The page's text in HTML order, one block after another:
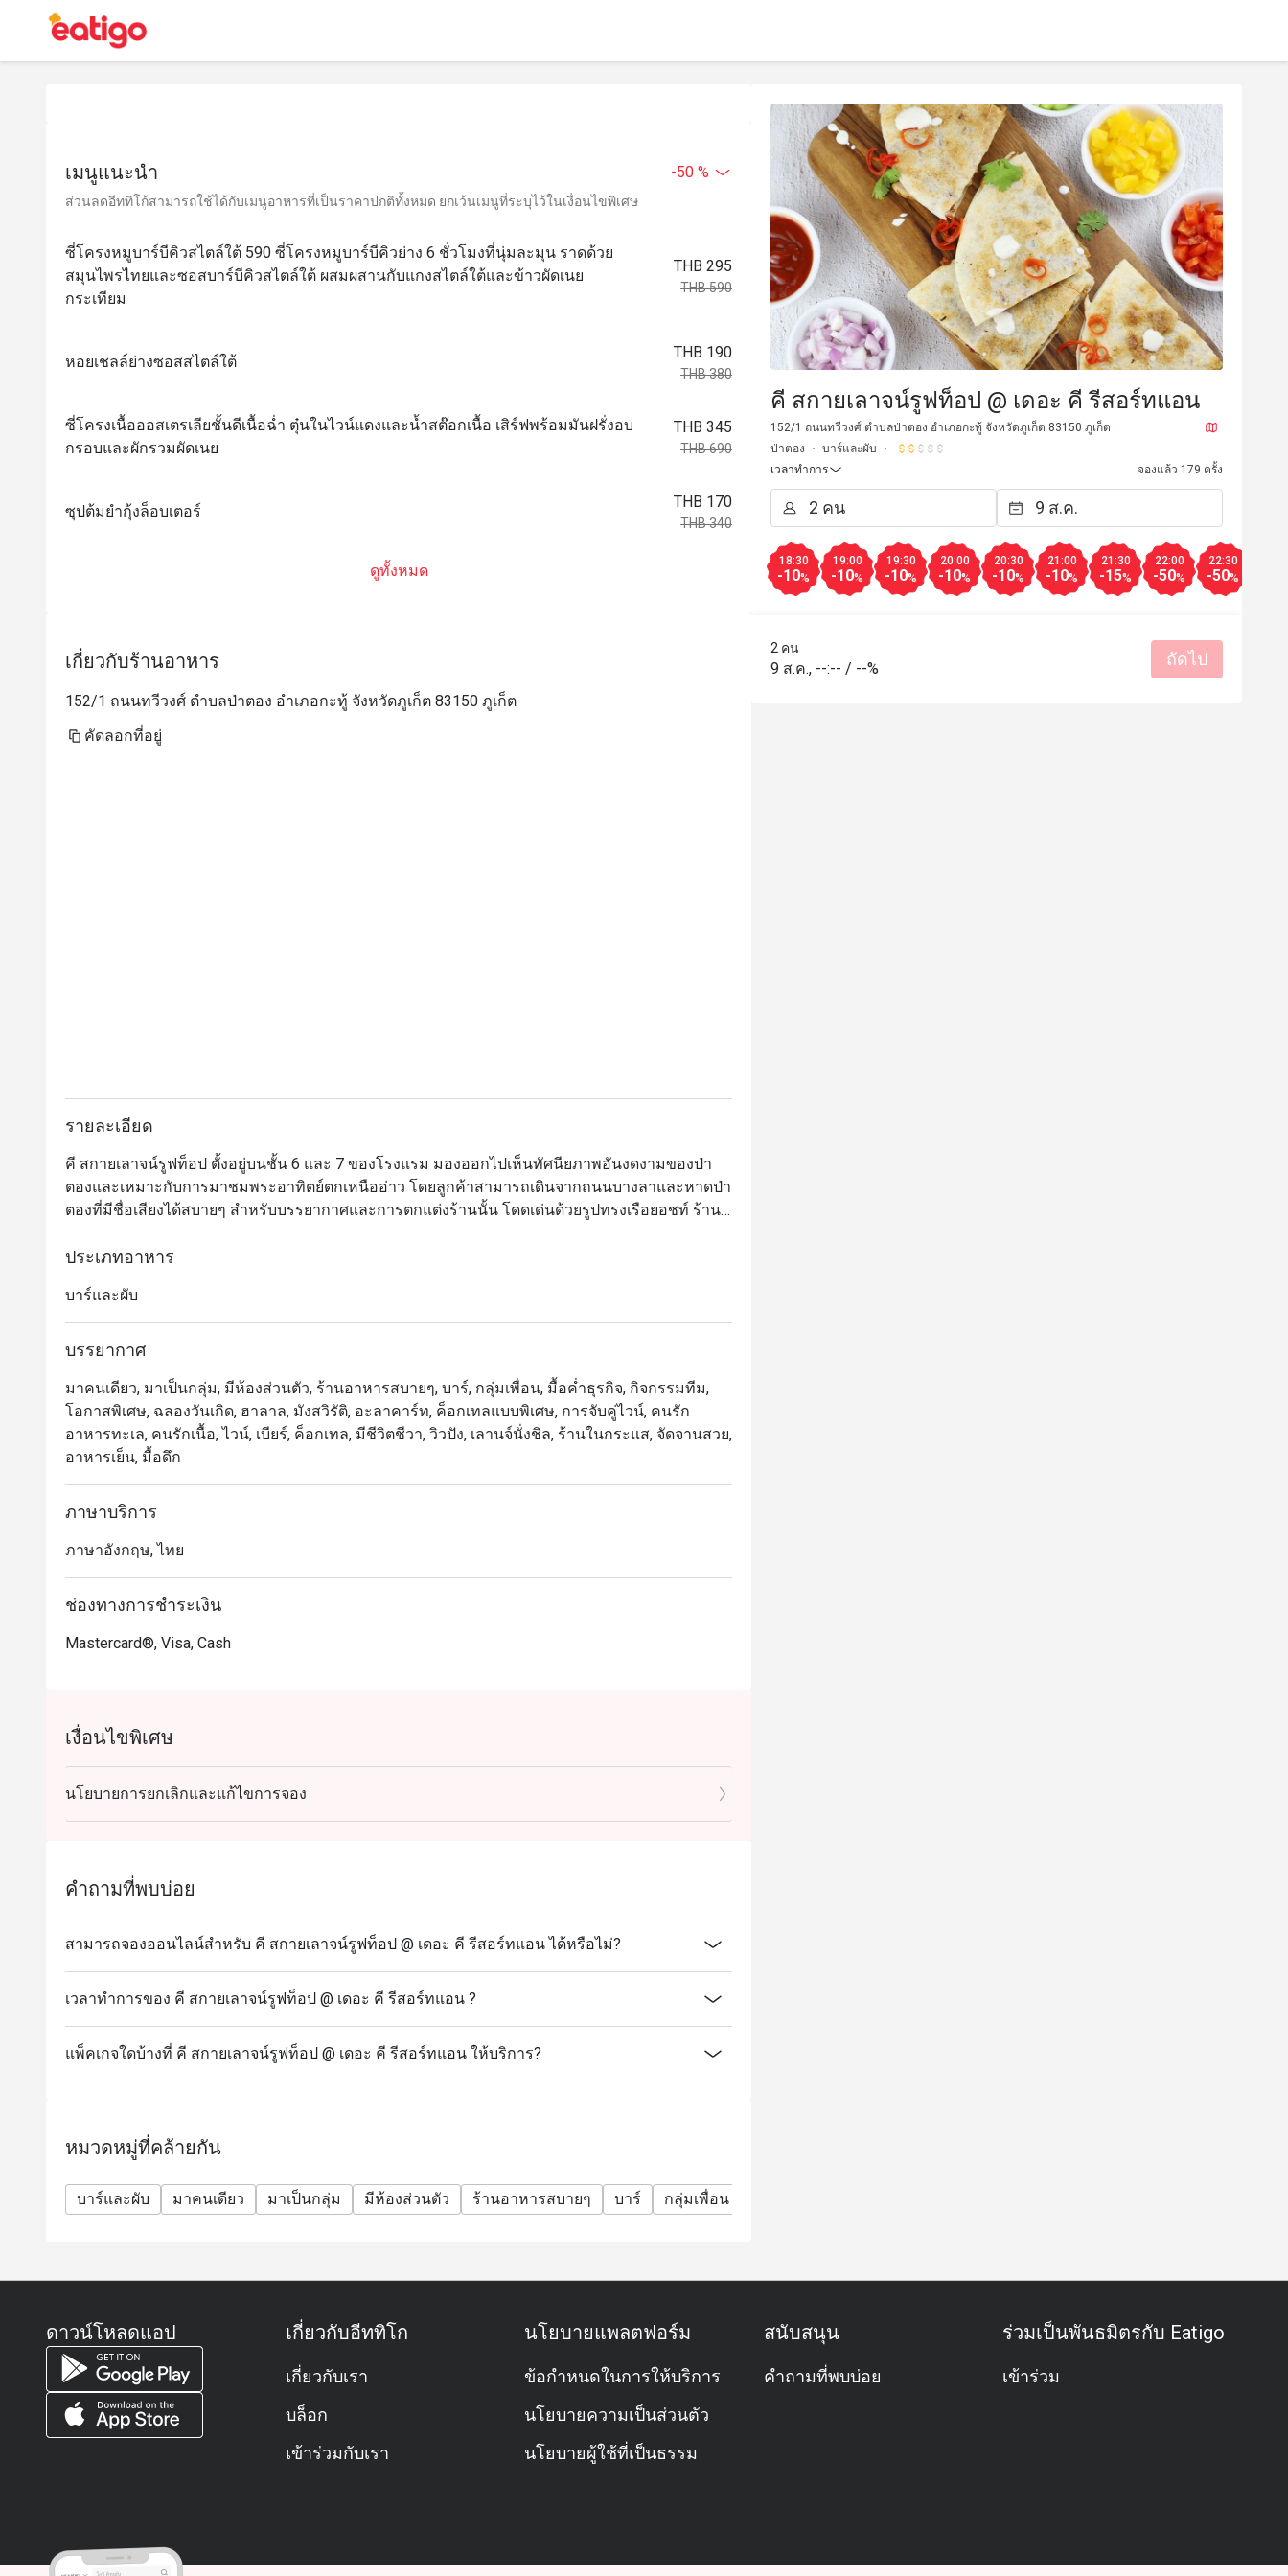
เมนูแนะนำ -50 %
ส่วนลดอีททิโก้สามารถใช้ได้กับเมนูอาหารที่เป็นราคาปกติทั้งหมด ยกเว้นเมนูที่ระบุไว้ในเงื่อนไขพิเศษ
ซี่โครงหมูบาร์บีคิวสไตล์ใต้ 590 ซี่โครงหมูบาร์บีคิวย่าง 6 ชั่วโมงที่นุ่มละมุน ราดด้วย
สมุนไพรไทยและซอสบาร์บีคิวสไตล์ใต้ ผสมผสานกับแกงสไตล์ใต้และข้าวผัดเนย
กระเทียม
THB 295
THB 590
หอยเชลล์ย่างซอสสไตล์ใต้
THB 190
THB 380
ซี่โครงเนื้อออสเตรเลียชั้นดีเนื้อฉ่ำ ตุ๋นในไวน์แดงและน้ำสต๊อกเนื้อ เสิร์ฟพร้อมมันฝรั่งอบ
กรอบและผักรวมผัดเนย
THB 345
THB 690
ซุปต้มยำกุ้งล็อบเตอร์
THB 170
THB 340
ดูทั้งหมด
เกี่ยวกับร้านอาหาร
152/1 ถนนทวีวงศ์ ตำบลป่าตอง อำเภอกะทู้ จังหวัดภูเก็ต 83150 ภูเก็ต
คัดลอกที่อยู่
รายละเอียด
คี สกายเลาจน์รูฟท็อป ตั้งอยู่บนชั้น 6 และ 7 ของโรงแรม มองออกไปเห็นทัศนียภาพอันงดงามของป่า
ตองและเหมาะกับการมาชมพระอาทิตย์ตกเหนืออ่าว โดยลูกค้าสามารถเดินจากถนนบางลาและหาดป่า
ตองที่มีชื่อเสียงได้สบายๆ สำหรับบรรยากาศและการตกแต่งร้านนั้น โดดเด่นด้วยรูปทรงเรือยอชท์ ร้านมี
ระเบียงทันสมัย พร้อมเก้าอี้อาบแดด โซฟาหรูหรา บาร์ทรงกลม และแม้แต่อ่างจากุซซี่บนชั้นดาดฟ้า
ส่วนเมนูมีทั้งค็อกเทลและเครื่องดื่มนานาชนิดให้เลือก พร้อมด้วยอาหารสไตล์ตะวันตกและอาหารไทย
สีสวยกับคนรู้ใจ เมนูที่แนะนำให้ลอง ได้แก่ ปลาหิมะทอดเสิรฟ์พร้อมมันบดซอสทรัฟเฟิลและหอยเชลล์
ย่างเสิร์ฟพร้อมซอสสไตล์ภาคใต้รวมถึงซี่โครงหมูบาร์บีคิวสไตล์ใต้
ประเภทอาหาร
บาร์และผับ
บรรยากาศ
มาคนเดียว, มาเป็นกลุ่ม, มีห้องส่วนตัว, ร้านอาหารสบายๆ, บาร์, กลุ่มเพื่อน, มื้อค่ำธุรกิจ, กิจกรรมทีม,
โอกาสพิเศษ, ฉลองวันเกิด, ฮาลาล, มังสวิรัติ, อะลาคาร์ท, ค็อกเทลแบบพิเศษ, การจับคู่ไวน์, คนรัก
อาหารทะเล, คนรักเนื้อ, ไวน์, เบียร์, ค็อกเทล, มีชีวิตชีวา, วิวปัง, เลานจ์นั่งชิล, ร้านในกระแส, จัดจานสวย,
อาหารเย็น, มื้อดึก
ภาษาบริการ
ภาษาอังกฤษ, ไทย
ช่องทางการชำระเงิน
Mastercard®, Visa, Cash
เงื่อนไขพิเศษ
นโยบายการยกเลิกและแก้ไขการจอง
คำถามที่พบบ่อย
สามารถจองออนไลน์สำหรับ คี สกายเลาจน์รูฟท็อป @ เดอะ คี รีสอร์ทแอน ได้หรือไม่?
เวลาทำการของ คี สกายเลาจน์รูฟท็อป @ เดอะ คี รีสอร์ทแอน ?
แพ็คเกจใดบ้างที่ คี สกายเลาจน์รูฟท็อป @ เดอะ คี รีสอร์ทแอน ให้บริการ?
หมวดหมู่ที่คล้ายกัน
บาร์และผับ มาคนเดียว มาเป็นกลุ่ม มีห้องส่วนตัว ร้านอาหารสบายๆ บาร์ กลุ่มเพื่อน
คี สกายเลาจน์รูฟท็อป @ เดอะ คี รีสอร์ทแอน
152/1 ถนนทวีวงศ์ ตำบลป่าตอง อำเภอกะทู้ จังหวัดภูเก็ต 83150 ภูเก็ต
ป่าตอง
บาร์และผับ
เวลาทำการ
จองแล้ว 179 ครั้ง
18:30
-10%
19:00
-10%
19:30
-10%
20:00
-10%
20:30
-10%
21:00
-10%
21:30
-15%
22:00
-50%
22:30
-50%
2 คน
9 ส.ค., --:-- / --% ถัดไป
ดาวน์โหลดแอป เกี่ยวกับอีททิโก
เกี่ยวกับเรา
บล็อก
เข้าร่วมกับเรา
นโยบายแพลตฟอร์ม
ข้อกำหนดในการให้บริการ
นโยบายความเป็นส่วนตัว
นโยบายผู้ใช้ที่เป็นธรรม
สนับสนุน
คำถามที่พบบ่อย
ร่วมเป็นพันธมิตรกับ Eatigo
เข้าร่วม